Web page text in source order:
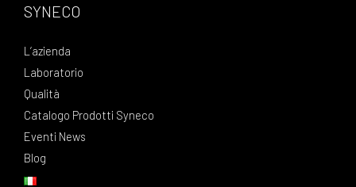
SYNECO
L’azienda
Laboratorio
Qualità
Catalogo Prodotti Syneco
Eventi News
Blog